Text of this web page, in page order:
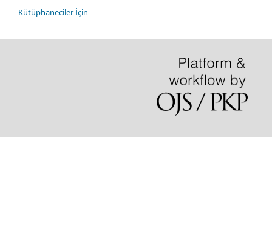
Kütüphaneciler İçin